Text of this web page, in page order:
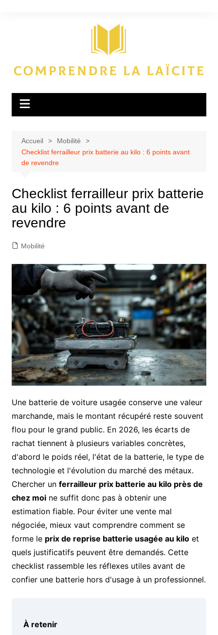
Accueil
Mobilité
Checklist ferrailleur prix batterie au kilo : 6 points avant
de revendre
Checklist ferrailleur prix batterie
au kilo : 6 points avant de
revendre
Mobilité
Une batterie de voiture usagée conserve une valeur
marchande, mais le montant récupéré reste souvent
flou pour le grand public. En 2026, les écarts de
rachat tiennent à plusieurs variables concrètes,
d'abord le poids réel, l'état de la batterie, le type de
technologie et l'évolution du marché des métaux.
Chercher un ferrailleur prix batterie au kilo près de
chez moine suffit donc pas à obtenir une
estimation fiable. Pour éviter une vente mal
négociée, mieux vaut comprendre comment se
forme le prix de reprise batterie usagée au kiloet
quels justificatifs peuvent être demandés. Cette
checklist rassemble les réflexes utiles avant de
confier une batterie hors d'usage à un professionnel.
À retenir